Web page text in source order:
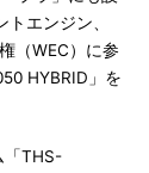
エンジン、
（WEC）に参
HYBRID」を
「THS-